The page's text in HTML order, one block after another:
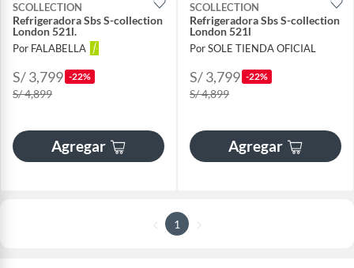
SCOLLECTION
Refrigeradora Sbs S-collection
London 521l.
Por FALABELLA
S/ 3,799 -22%
S/ 4,899
Agregar
SCOLLECTION
Refrigeradora Sbs S-collection
London 521l
Por SOLE TIENDA OFICIAL
S/ 3,799 -22%
S/ 4,899
Agregar
1